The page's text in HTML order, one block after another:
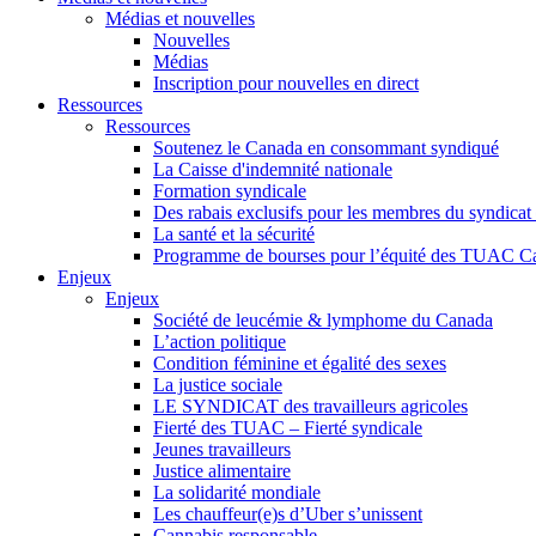
Médias et nouvelles
Nouvelles
Médias
Inscription pour nouvelles en direct
Ressources
Ressources
Soutenez le Canada en consommant syndiqué
La Caisse d'indemnité nationale
Formation syndicale
Des rabais exclusifs pour les membres du
La santé et la sécurité
Programme de bourses pour l’équité des TUAC
Enjeux
Enjeux
Société de leucémie & lymphome du Canada
L’action politique
Condition féminine et égalité des sexes
La justice sociale
LE SYNDICAT des travailleurs agricoles
Fierté des TUAC – Fierté syndicale
Jeunes travailleurs
Justice alimentaire
La solidarité mondiale
Les chauffeur(e)s d’Uber s’unissent